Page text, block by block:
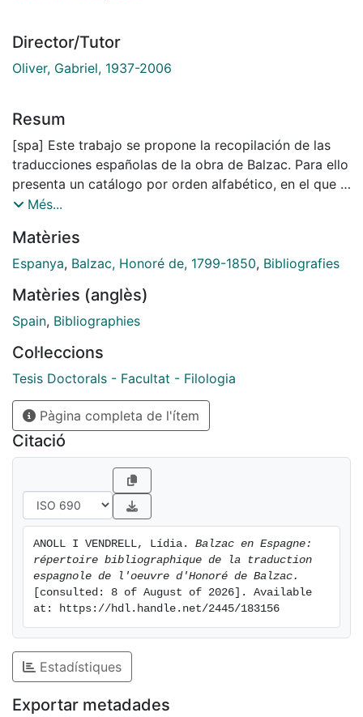
Director/Tutor
Oliver, Gabriel, 1937-2006
Resum
[spa] Este trabajo se propone la recopilación de las
traducciones españolas de la obra de Balzac. Para ello
presenta un catálogo por orden alfabético, en el que a
la vez se indica el lugar donde puede encontrarse o ha
debidamente analizado, nos lleva a un balance
cuantitativo de la obra de Balzac, dándose también
traducciones editadas en la prensa periódica o
adaptadas para la televisión, así como las notas
a su obra. Todo este conjunto supone sentar las bases
de un posterior estudio más ambicioso sobre la
presencia de Balzac en España.
Més...
Matèries
Espanya, Balzac, Honoré de, 1799-1850, Bibliografies
Matèries (anglès)
Spain, Bibliographies
Col·leccions
Tesis Doctorals - Facultat - Filologia
Pàgina completa de l'ítem
Citació
ANOLL I VENDRELL, Lídia. Balzac en Espagne:
répertoire bibliographique de la traduction
espagnole de l'oeuvre d'Honoré de Balzac.
[consulted: 8 of August of 2026]. Available
at: https://hdl.handle.net/2445/183156
Estadístiques
Exportar metadades